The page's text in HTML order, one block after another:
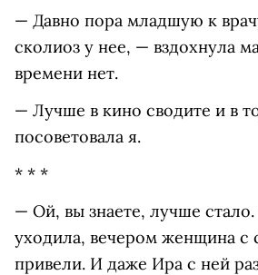
— Давно пора младшую к
сколиоз у нее, — вздохнула
времени нет.
— Лучше в кино сводите и в
посоветовала я.
* * *
— Ой, вы знаете, лучше
уходила, вечером женщина с
привели. И даже Ира с ней